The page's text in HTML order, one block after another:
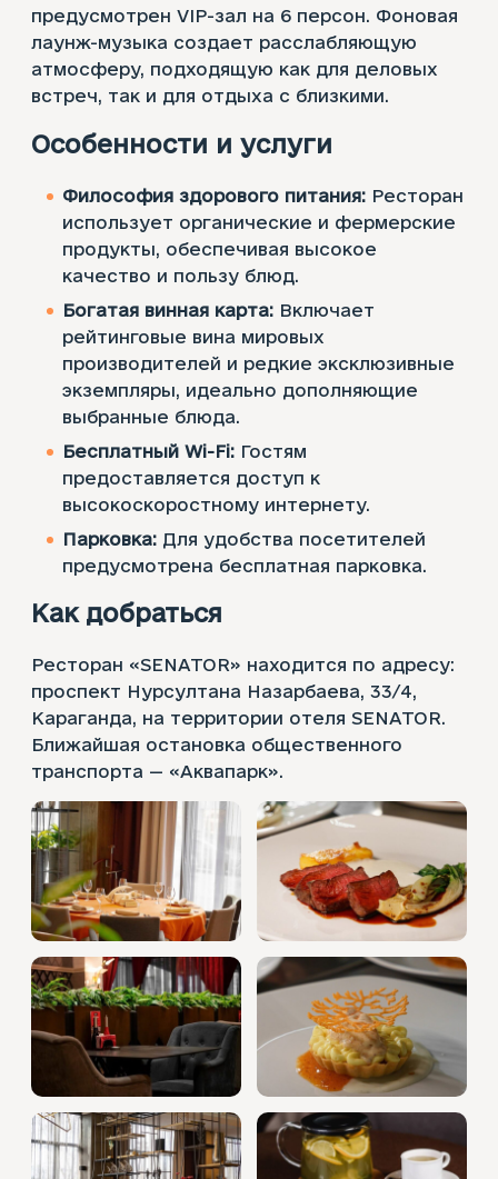
предусмотрен VIP-зал на 6 персон. Фоновая
лаунж-музыка создает расслабляющую
атмосферу, подходящую как для деловых
встреч, так и для отдыха с близкими.
Особенности и услуги
Философия здорового питания: Ресторан
использует органические и фермерские
продукты, обеспечивая высокое
качество и пользу блюд.
Богатая винная карта: Включает
рейтинговые вина мировых
производителей и редкие эксклюзивные
экземпляры, идеально дополняющие
выбранные блюда.
Бесплатный Wi-Fi: Гостям
предоставляется доступ к
высокоскоростному интернету.
Парковка: Для удобства посетителей
предусмотрена бесплатная парковка.
Как добраться
Ресторан «SENATOR» находится по адресу:
проспект Нурсултана Назарбаева, 33/4,
Караганда, на территории отеля SENATOR.
Ближайшая остановка общественного
транспорта — «Аквапарк».